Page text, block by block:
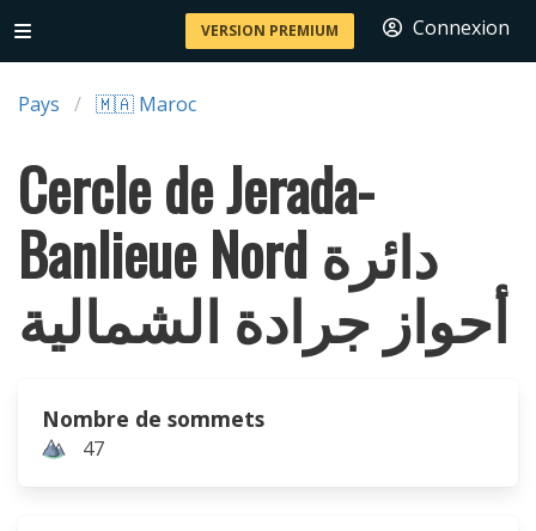
VERSION PREMIUM Connexion
Pays 🇲🇦 Maroc
Cercle de Jerada-
Banlieue Nord دائرة
أحواز جرادة الشمالية
Nombre de sommets
47